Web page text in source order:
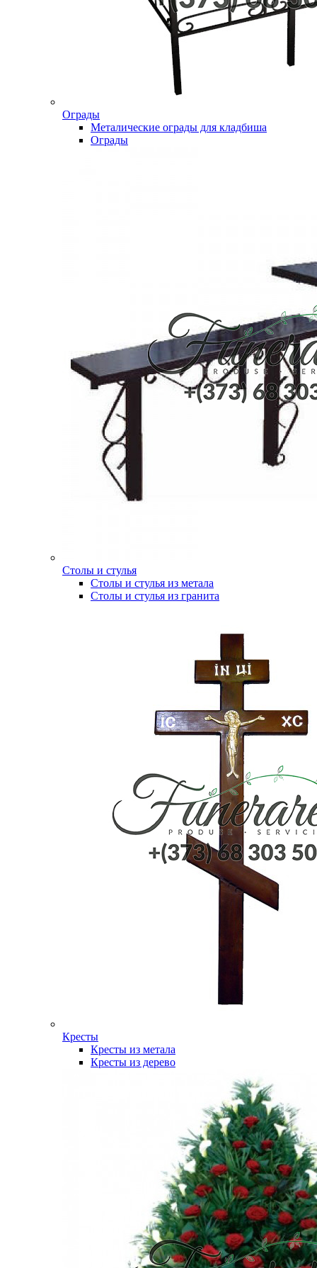
Ограды
Металические ограды для кладбиша
Ограды
Столы и стулья
Столы и стулья из метала
Столы и стулья из гранита
Кресты
Кресты из метала
Кресты из дерево